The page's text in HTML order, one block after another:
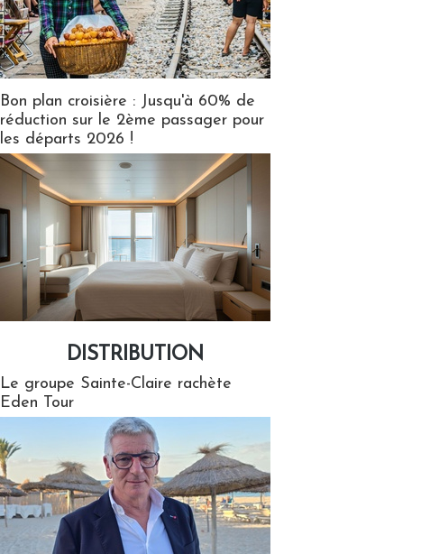
Bon plan croisière : Jusqu'à 60% de
réduction sur le 2ème passager pour
les départs 2026 !
DISTRIBUTION
Le groupe Sainte-Claire rachète
Eden Tour